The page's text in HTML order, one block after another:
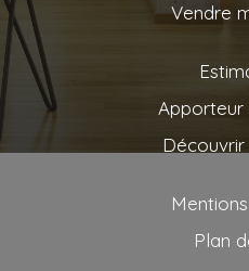
Vendre
Apporteur
Plan